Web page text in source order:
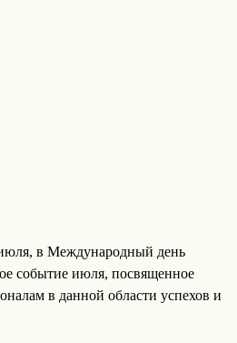
в Международный день
событие июля, посвященное
в данной области успехов и